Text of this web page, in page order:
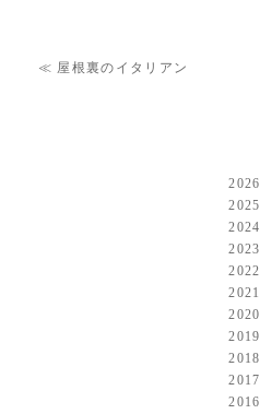
≪ 屋根裏のイタリアン
2026
2025
2024
2023
2022
2021
2020
2019
2018
2017
2016